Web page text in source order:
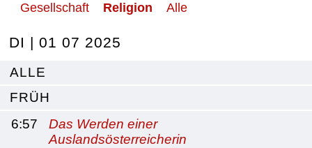
Gesellschaft
Religion Alle
DI | 01 07 2025
ALLE
FRÜH
6:57
Das Werden einer
Auslandsösterreicherin